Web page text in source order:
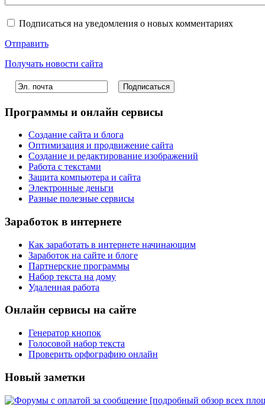
Подписаться на уведомления о новых комментариях
Отправить
Получать новости сайта
Программы и онлайн сервисы
Создание сайта и блога
Оптимизация и продвижение сайта
Создание и редактирование изображений
Работа с текстами
Защита компьютера и сайта
Электронные деньги
Разные полезные сервисы
Заработок в интернете
Как заработать в интернете начинающим
Заработок на сайте и блоге
Партнерские программы
Набор текста на дому
Удаленная работа
Онлайн сервисы на сайте
Генератор кнопок
Голосовой набор текста
Проверить орфографию онлайн
Новый заметки